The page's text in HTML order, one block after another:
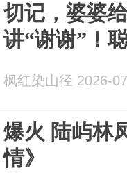
切记，婆婆
讲“谢谢”！
枫红染山径 2026-
爆火 陆屿林凤《还了钱，欠了
情》